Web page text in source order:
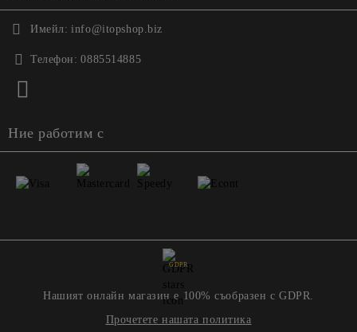
Имейл: info@itopshop.biz
Телефон: 0885514885
Ние работим с
GDPR
Нашият онлайн магазин е 100% съобразен с GDPR.
Прочетете нашата политика